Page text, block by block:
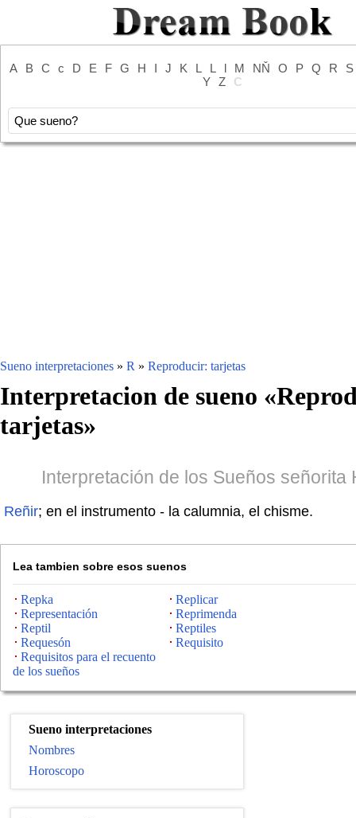
A B C c D E F G H I J K L L l M NŇ O P Q R
S
Y Z С
Sueno interpretaciones » R » Reproducir: tarjetas
Interpretacion de sueno «
tarjetas»
Interpretación de los Sueños señorita
Reñir; en el instrumento - la calumnia, el chisme.
Lea tambien sobre esos suenos
Repka
Replicar
Representación
Reprimenda
Reptil
Reptiles
Requesón
Requisito
Requisitos para el recuento
de los sueños
Sueno interpretaciones
Nombres
Horoscopo